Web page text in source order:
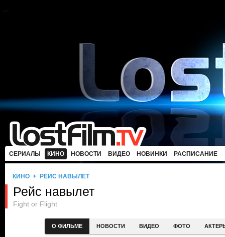
СЕРИАЛЫ КИНО НОВОСТИ ВИДЕО НОВИНКИ РАСПИСАНИЕ
КИНО РЕЙС НАВЫЛЕТ
Рейс навылет
Fight or Flight
О ФИЛЬМЕ НОВОСТИ ВИДЕО ФОТО